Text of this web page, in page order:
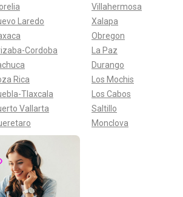
Laredo
Cordoba
Rica
Tlaxcala
Vallarta
Villahermosa
Xalapa
Obregon
La Paz
Durango
Los Mochis
Los Cabos
Saltillo
Monclova